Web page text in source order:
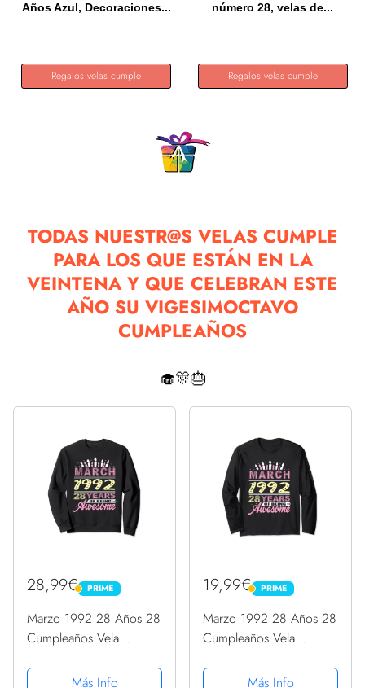
Años Azul, Decoraciones...
Regalos velas cumple
número 28, velas de...
Regalos velas cumple
TODAS NUESTR@S VELAS CUMPLE
PARA LOS QUE ESTÁN EN LA
VEINTENA Y QUE CELEBRAN ESTE
AÑO SU VIGESIMOCTAVO
CUMPLEAÑOS
🧁🎊🎂
28,99€ PRIME
PRIME
Marzo 1992 28 Años 28
Cumpleaños Vela
SudaderaMás Info
19,99€ PRIME
PRIME
Marzo 1992 28 Años 28
Cumpleaños Vela
Manga LargaMás Info